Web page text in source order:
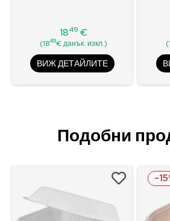
Цена
1849 €
(1849€ данък. изкл.)
ВИЖ ДЕТАЙЛИТЕ
Подобни
-